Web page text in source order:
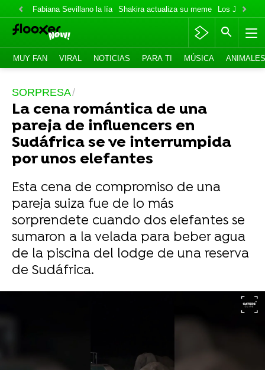
Fabiana Sevillano la lía Shakira actualiza su meme Los Jonas
MUY FAN VIRAL NOTICIAS PARA TI MÚSICA ANIMALES
SORPRESA
La cena romántica de una
pareja de influencers en
Sudáfrica se ve interrumpida
por unos elefantes
Esta cena de compromiso de una
pareja suiza fue de lo más
sorprendete cuando dos elefantes se
sumaron a la velada para beber agua
de la piscina del lodge de una reserva
de Sudáfrica.
Un elefante enfadado carga contra un jeep al
que se le rompe el motor en un Safari